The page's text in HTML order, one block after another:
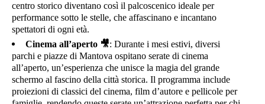
centro storico diventano così il palcoscenico ideale per
performance sotto le stelle, che affascinano e incantano
spettatori di ogni età.
Cinema all’aperto 🎥: Durante i mesi estivi, diversi
parchi e piazze di Mantova ospitano serate di cinema
all’aperto, un’esperienza che unisce la magia del grande
schermo al fascino della città storica. Il programma include
proiezioni di classici del cinema, film d’autore e pellicole per